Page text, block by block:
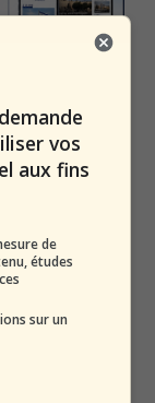
2020
vos
aux fins
de
études
sur un